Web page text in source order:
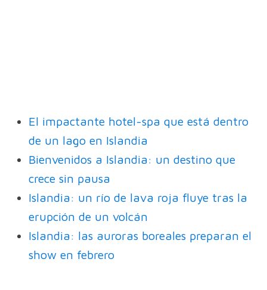
El impactante hotel-spa que está dentro
de un lago en Islandia
Bienvenidos a Islandia: un destino que
crece sin pausa
Islandia: un río de lava roja fluye tras la
erupción de un volcán
Islandia: las auroras boreales preparan el
show en febrero